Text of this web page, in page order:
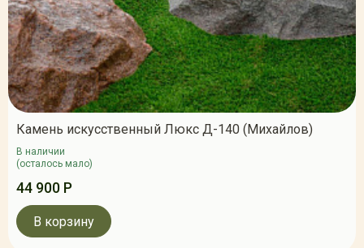
Камень искусственный Люкс Д-140 (Михайлов)
В наличии
(осталось мало)
44 900 Р
В корзину